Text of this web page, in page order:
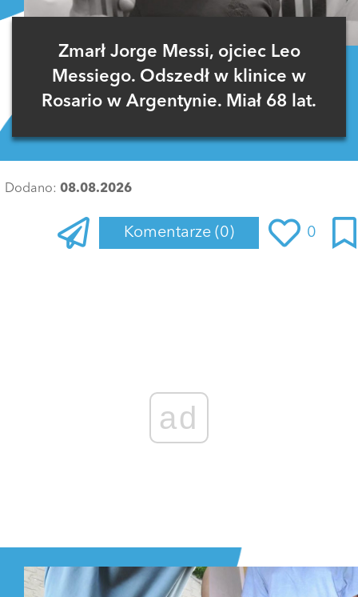
Zmarł Jorge Messi, ojciec Leo
Messiego. Odszedł w klinice w
Rosario w Argentynie. Miał 68 lat.
Dodano: 08.08.2026
Komentarze (0) 0
ad